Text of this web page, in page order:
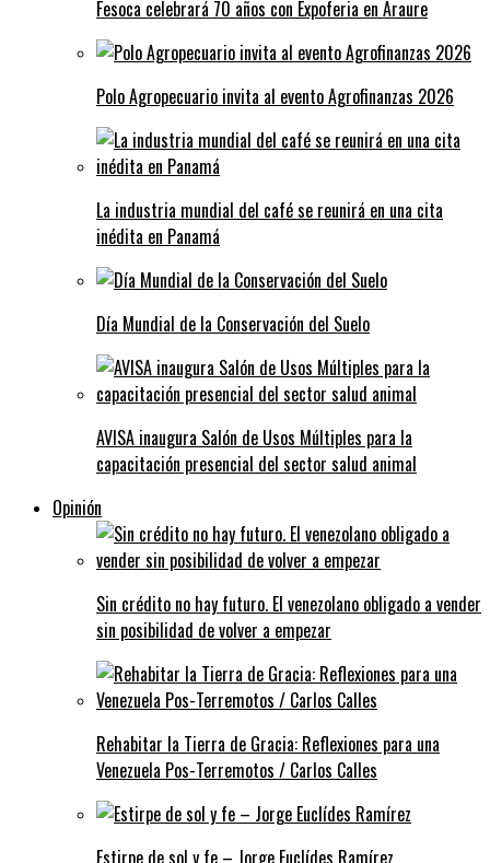
Fesoca celebrará 70 años con Expoferia en Araure
Polo Agropecuario invita al evento Agrofinanzas 2026
La industria mundial del café se reunirá en una cita
inédita en Panamá
Día Mundial de la Conservación del Suelo
AVISA inaugura Salón de Usos Múltiples para la
capacitación presencial del sector salud animal
Opinión
Sin crédito no hay futuro. El venezolano obligado a vender
sin posibilidad de volver a empezar
Rehabitar la Tierra de Gracia: Reflexiones para una
Venezuela Pos-Terremotos / Carlos Calles
Estirpe de sol y fe – Jorge Euclídes Ramírez